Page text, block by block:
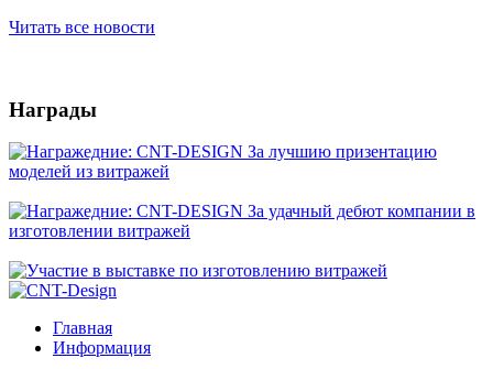
Читать все новости
Награды
Главная
Информация